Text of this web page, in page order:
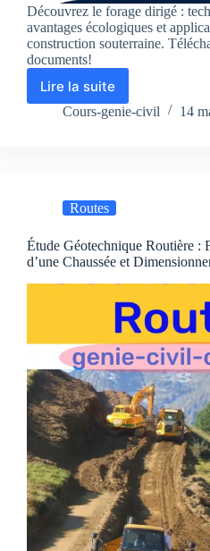
Découvrez le forage dirigé :
avantages écologiques et
construction souterraine.
documents!
Lire la suite
Forage
dirigé
Cours-genie-civil 14
Routes
Étude Géotechnique Routière :
d’une Chaussée et